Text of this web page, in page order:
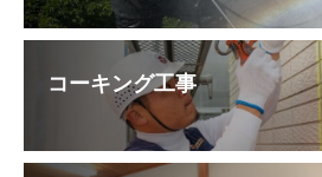
コーキング工事